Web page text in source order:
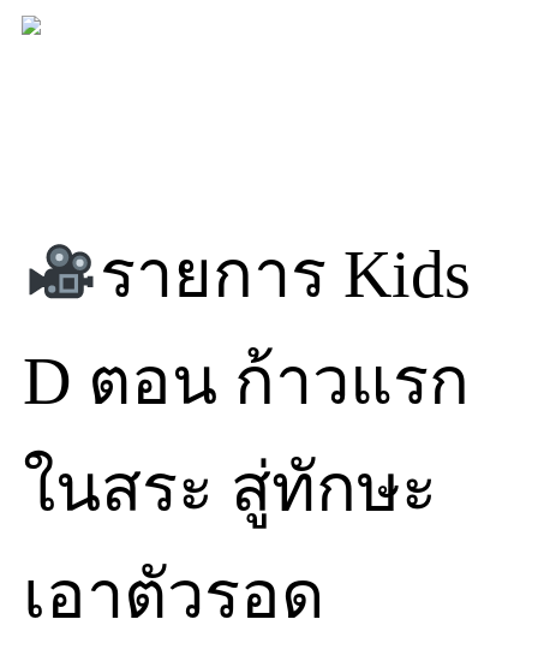
Skip
to
รายการ Kids
D ตอน ก้าวแรก
ในสระ สู่ทักษะ
เอาตัวรอด